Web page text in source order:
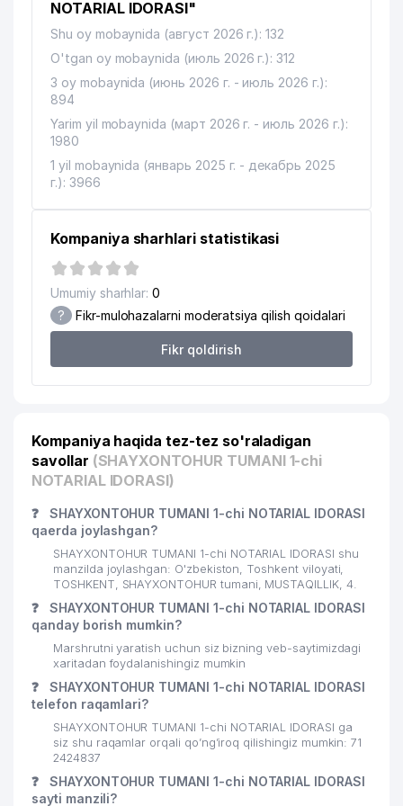
TIBBIYOT KOLLEJINING O'QUV-
DAVOLASH KOMPLEKSI
14
BOLALAR MUSIQA VA SAN'AT
15
MOHIRA SHIFO MChJ
17 DENTA XUSUSIY KORXONASI 386 м
18 SABA-DARMON MChJ
20
UMUMIY O'RTA TA'LIM MAKTABI
№102
393 м
SHOXRUH FARM BIZNES BARAKA
MChJ
KORXONASI
23
QOBUL HOJI STOM XUSUSIY
KORXONASI
24 KAMILLA EXCLUSIVE MChJ
25 RETAIL SERVICE GROUP MChJ 440 м
27 ZULFINUR BUSINESS MChJ
28 AL-VAHID SHIFO MChJ
29 BOLALAR BOG'CHASI №343
30 MAK FOOD SERVICE MChJ 460 м
NOTARIAL IDORASI"
Shu oy mobaynida (август 2026 г.): 132
O'tgan oy mobaynida (июль 2026 г.): 312
3 oy mobaynida (июнь 2026 г. - июль 2026 г.):
894
Yarim yil mobaynida (март 2026 г. - июль 2026 г.):
1980
1 yil mobaynida (январь 2025 г. - декабрь 2025
г.): 3966
Kompaniya sharhlari statistikasi
Umumiy sharhlar: 0
? Fikr-mulohazalarni moderatsiya qilish qoidalari
Fikr qoldirish
Kompaniya haqida tez-tez so'raladigan
savollar (SHAYXONTOHUR TUMANI 1-chi
NOTARIAL IDORASI)
❓
SHAYXONTOHUR TUMANI 1-chi NOTARIAL IDORASI
qaerda joylashgan?
SHAYXONTOHUR TUMANI 1-chi NOTARIAL IDORASI shu
manzilda joylashgan: O'zbekiston, Toshkent viloyati,
TOSHKENT, SHAYXONTOHUR tumani, MUSTAQILLIK, 4.
❓
SHAYXONTOHUR TUMANI 1-chi NOTARIAL IDORASI
qanday borish mumkin?
Marshrutni yaratish uchun siz bizning veb-saytimizdagi
xaritadan foydalanishingiz mumkin
❓
SHAYXONTOHUR TUMANI 1-chi NOTARIAL IDORASI
telefon raqamlari?
SHAYXONTOHUR TUMANI 1-chi NOTARIAL IDORASI ga
siz shu raqamlar orqali qo’ng’iroq qilishingiz mumkin: 71
2424837
❓
SHAYXONTOHUR TUMANI 1-chi NOTARIAL IDORASI
sayti manzili?